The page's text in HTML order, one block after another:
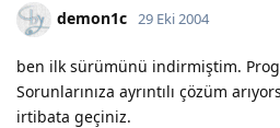
demon1c 29 Eki 2004
ben ilk sürümünü indirmiştim.
Sorunlarınıza ayrıntılı çözüm
irtibata geçiniz.